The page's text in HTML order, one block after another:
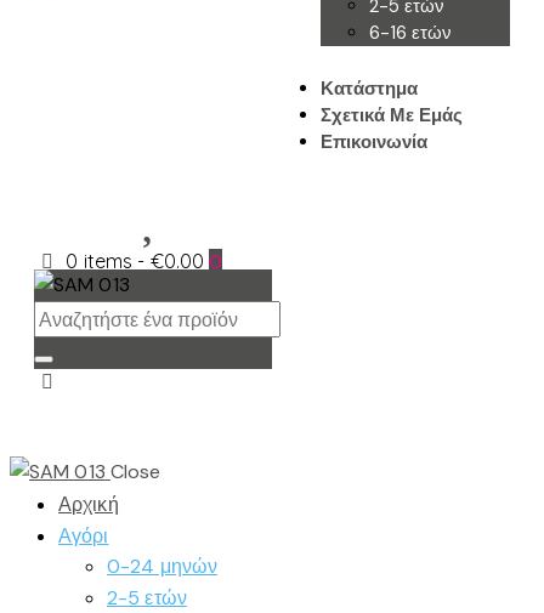
2-5 ετών
6-16 ετών
Κατάστημα
Σχετικά Με Εμάς
Επικοινωνία
0 items - €0.00 0
Close
Αρχική
Αγόρι
0-24 μηνών
2-5 ετών